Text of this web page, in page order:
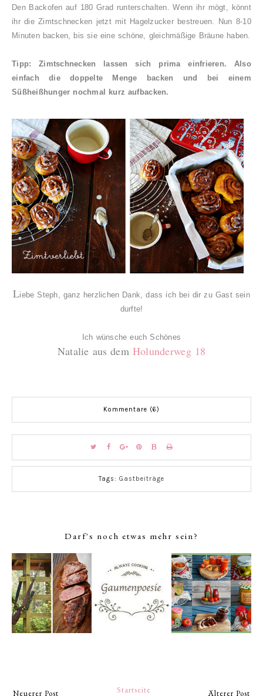
Den Backofen auf 180 Grad runterschalten. Wenn ihr mögt, könnt
ihr die Zimtschnecken jetzt mit Hagelzucker bestreuen. Nun 8-10
Minuten backen, bis sie eine schöne, gleichmäßige Bräune haben.
Tipp: Zimtschnecken lassen sich prima einfrieren. Also
einfach die doppelte Menge backen und bei einem
Süßheißhunger nochmal kurz aufbacken.
Liebe Steph, ganz herzlichen Dank, dass ich bei dir zu Gast sein
durfte!
Ich wünsche euch Schönes
Natalie aus dem Holunderweg 18
Kommentare (6)
Tags: Gastbeiträge
Darf's noch etwas mehr sein?
Neuerer Post Älterer Post
Startseite